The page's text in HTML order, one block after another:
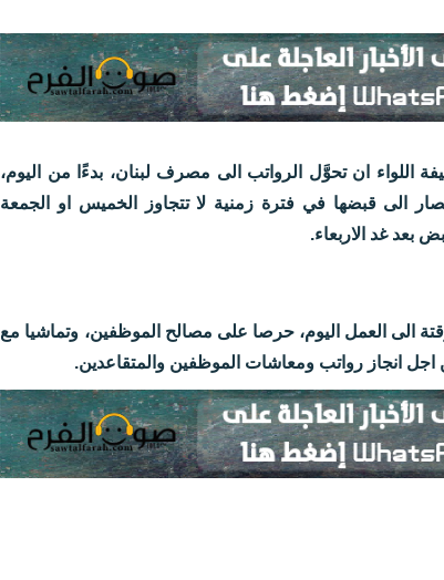
ان تحوَّل الرواتب الى مصرف لبنان، بدءًا من اليوم،
الى قبضها في فترة زمنية لا تتجاوز الخميس او الجمعة
بعد غد الاربعاء.
الى العمل اليوم، حرصا على مصالح الموظفين، وتماشيا مع
انجاز رواتب ومعاشات الموظفين والمتقاعدين.